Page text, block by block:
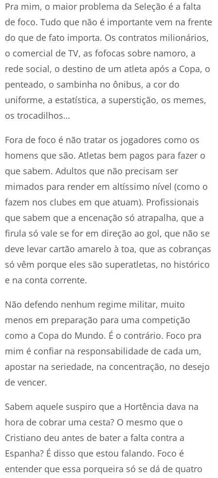
Pra mim, o maior problema da Seleção é a falta
de foco. Tudo que não é importante vem na frente
do que de fato importa. Os contratos milionários,
o comercial de TV, as fofocas sobre namoro, a
rede social, o destino de um atleta após a Copa, o
penteado, o sambinha no ônibus, a cor do
uniforme, a estatística, a superstição, os memes,
os trocadilhos…
Fora de foco é não tratar os jogadores como os
homens que são. Atletas bem pagos para fazer o
que sabem. Adultos que não precisam ser
mimados para render em altíssimo nível (como o
fazem nos clubes em que atuam). Profissionais
que sabem que a encenação só atrapalha, que a
firula só vale se for em direção ao gol, que não se
deve levar cartão amarelo à toa, que as cobranças
só vêm porque eles são superatletas, no histórico
e na conta corrente.
Não defendo nenhum regime militar, muito
menos em preparação para uma competição
como a Copa do Mundo. É o contrário. Foco pra
mim é confiar na responsabilidade de cada um,
apostar na seriedade, na concentração, no desejo
de vencer.
Sabem aquele suspiro que a Hortência dava na
hora de cobrar uma cesta? O mesmo que o
Cristiano deu antes de bater a falta contra a
Espanha? É disso que estou falando. Foco é
entender que essa porqueira só se dá de quatro